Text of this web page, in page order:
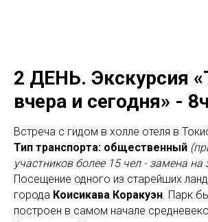
2 ДЕНЬ. Экскурсия
вчера и сегодня» - 8ч
Встреча с гидом в холле отеля в
Тип транспорта: общественный
участников более 15 чел - замена на
Посещение одного из старейших
города Коисикава Коракуэн. Парк
построен в самом начале